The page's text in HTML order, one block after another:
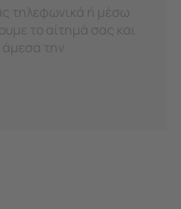
τηλεφωνικά ή μέσω
το αίτημά σας και
την